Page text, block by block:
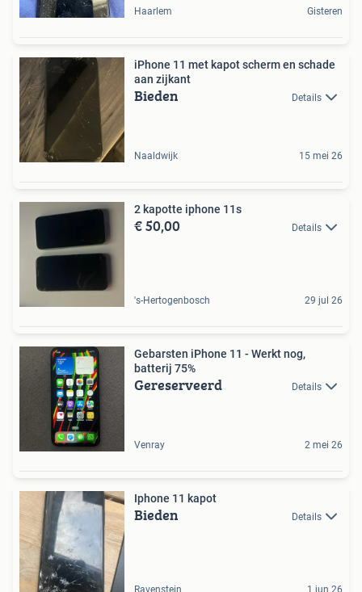
Haarlem Gisteren
iPhone 11 met kapot scherm en schade
aan zijkant
Bieden Details
Naaldwijk 15 mei 26
2 kapotte iphone 11s
€ 50,00 Details
's-Hertogenbosch 29 jul 26
Gebarsten iPhone 11 - Werkt nog,
batterij 75%
Gereserveerd Details
Venray 2 mei 26
Iphone 11 kapot
Bieden Details
Ravenstein 1 jun 26